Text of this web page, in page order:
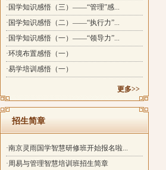
·国学知识感悟（三）——“管理”感...
·国学知识感悟（二）——“执行力”...
·国学知识感悟（一）——“领导力”...
·环境布置感悟（一）
·易学培训感悟（一）
更多>>
招生简章
·南京灵雨国学智慧研修班开始报名啦...
·周易与管理智慧培训班招生简章